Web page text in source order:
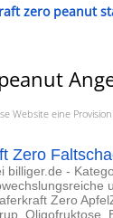
zero peanut
Website eine
Zero
billiger.de -
Zero
Oligofruktose,